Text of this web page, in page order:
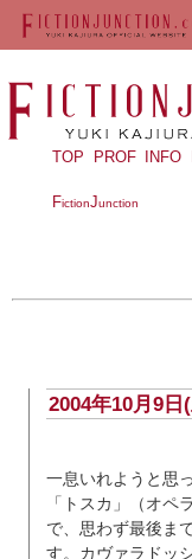
TOP PROF INFO
FictionJunction
2004年10月9
一息いれようと思
「トスカ」（オペ
で、思わず最後ま
す。カヴァラドッ